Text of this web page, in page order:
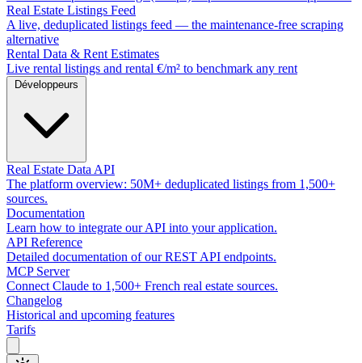
Real Estate Listings Feed
A live, deduplicated listings feed — the maintenance-free scraping
alternative
Rental Data & Rent Estimates
Live rental listings and rental €/m² to benchmark any rent
Développeurs
Real Estate Data API
The platform overview: 50M+ deduplicated listings from 1,500+
sources.
Documentation
Learn how to integrate our API into your application.
API Reference
Detailed documentation of our REST API endpoints.
MCP Server
Connect Claude to 1,500+ French real estate sources.
Changelog
Historical and upcoming features
Tarifs